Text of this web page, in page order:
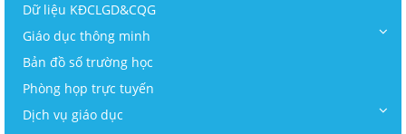
Dữ liệu KĐCLGD&CQG
Giáo dục thông minh
Bản đồ số trường học
Phòng họp trực tuyến
Dịch vụ giáo dục